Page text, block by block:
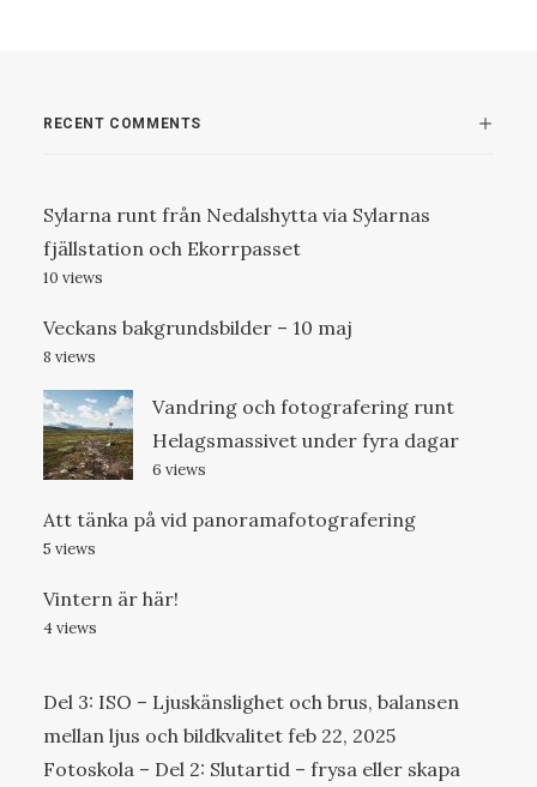
RECENT COMMENTS
Sylarna runt från Nedalshytta via Sylarnas
fjällstation och Ekorrpasset
10 views
Veckans bakgrundsbilder – 10 maj
8 views
Vandring och fotografering runt
Helagsmassivet under fyra dagar
6 views
Att tänka på vid panoramafotografering
5 views
Vintern är här!
4 views
Del 3: ISO – Ljuskänslighet och brus, balansen
mellan ljus och bildkvalitet feb 22, 2025
Fotoskola – Del 2: Slutartid – frysa eller skapa